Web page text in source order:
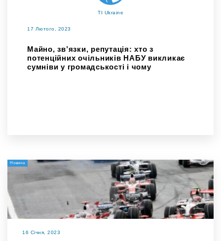
TI Ukraine
17 Лютого, 2023
Майно, зв’язки, репутація: хто з
потенційних очільників НАБУ викликає
сумніви у громадськості і чому
Новина
16 Січня, 2023